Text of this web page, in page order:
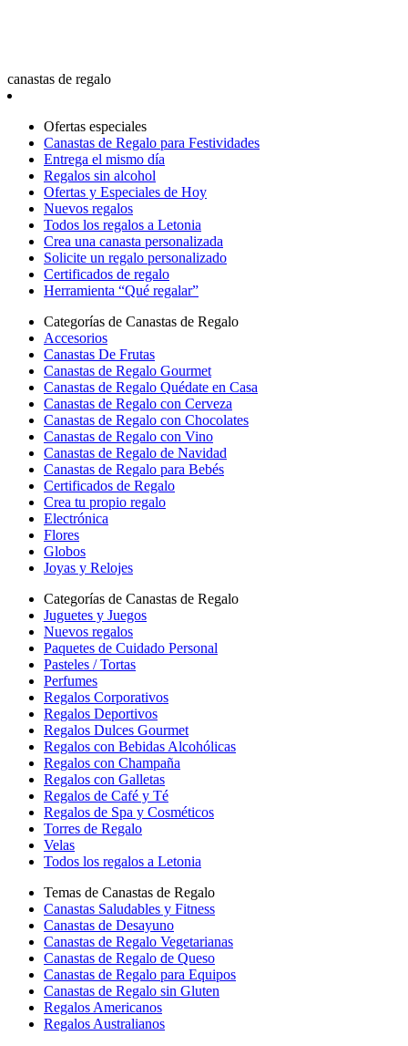
canastas de regalo
Ofertas especiales
Canastas de Regalo para Festividades
Entrega el mismo día
Regalos sin alcohol
Ofertas y Especiales de Hoy
Nuevos regalos
Todos los regalos a Letonia
Crea una canasta personalizada
Solicite un regalo personalizado
Certificados de regalo
Herramienta “Qué regalar”
Categorías de Canastas de Regalo
Accesorios
Canastas De Frutas
Canastas de Regalo Gourmet
Canastas de Regalo Quédate en Casa
Canastas de Regalo con Cerveza
Canastas de Regalo con Chocolates
Canastas de Regalo con Vino
Canastas de Regalo de Navidad
Canastas de Regalo para Bebés
Certificados de Regalo
Crea tu propio regalo
Electrónica
Flores
Globos
Joyas y Relojes
Categorías de Canastas de Regalo
Juguetes y Juegos
Nuevos regalos
Paquetes de Cuidado Personal
Pasteles / Tortas
Perfumes
Regalos Corporativos
Regalos Deportivos
Regalos Dulces Gourmet
Regalos con Bebidas Alcohólicas
Regalos con Champaña
Regalos con Galletas
Regalos de Café y Té
Regalos de Spa y Cosméticos
Torres de Regalo
Velas
Todos los regalos a Letonia
Temas de Canastas de Regalo
Canastas Saludables y Fitness
Canastas de Desayuno
Canastas de Regalo Vegetarianas
Canastas de Regalo de Queso
Canastas de Regalo para Equipos
Canastas de Regalo sin Gluten
Regalos Americanos
Regalos Australianos